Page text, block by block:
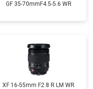
GF 35-70mmF4.5-5.6 WR
XF 16-55mm F2.8 R LM WR